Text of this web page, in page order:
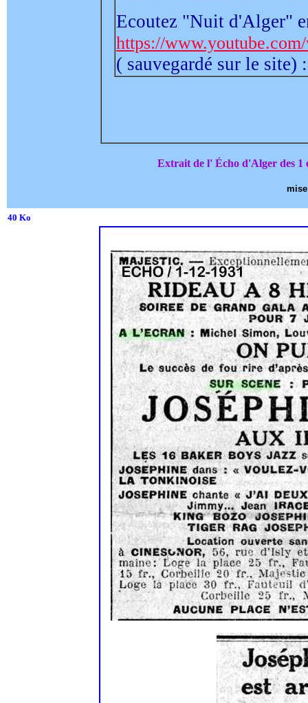
Ecoutez "Nuit d'Alger"
https://
( sauvegardé sur le site) :
Extrait de l' Écho d'Alger des 1
40 Ko